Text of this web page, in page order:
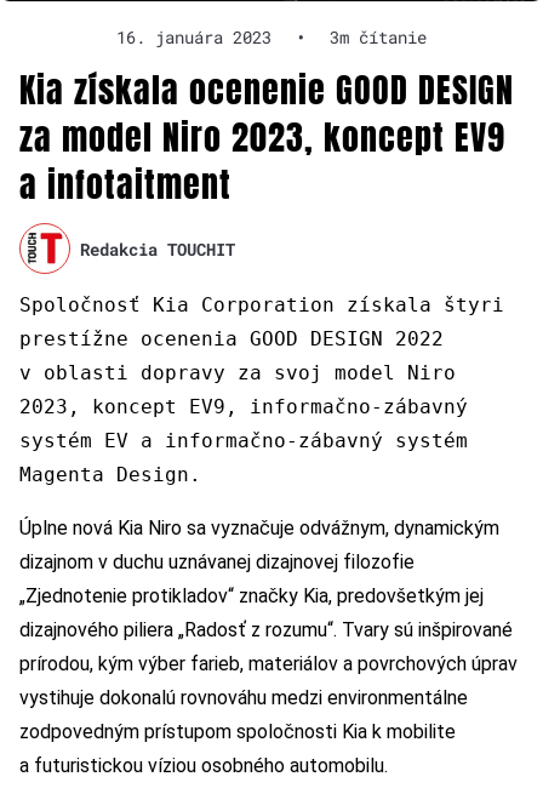
16. januára 2023 • 3m čítanie
Kia získala ocenenie GOOD DESIGN
za model Niro 2023, koncept EV9
a infotaitment
Redakcia TOUCHIT
Spoločnosť Kia Corporation získala štyri
prestížne ocenenia GOOD DESIGN 2022
v oblasti dopravy za svoj model Niro
2023, koncept EV9, informačno-zábavný
systém EV a informačno-zábavný systém
Magenta Design.
Úplne nová Kia Niro sa vyznačuje odvážnym, dynamickým
dizajnom v duchu uznávanej dizajnovej filozofie
„Zjednotenie protikladov“ značky Kia, predovšetkým jej
dizajnového piliera „Radosť z rozumu“. Tvary sú inšpirované
prírodou, kým výber farieb, materiálov a povrchových úprav
vystihuje dokonalú rovnováhu medzi environmentálne
zodpovedným prístupom spoločnosti Kia k mobilite
a futuristickou víziou osobného automobilu.